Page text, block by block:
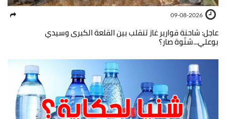
09-08-2026
عاجل: شاحنة قوارير غاز تنقلب بين القلعة الكبرى وسيدي
بوعلي...شنّوة صار؟